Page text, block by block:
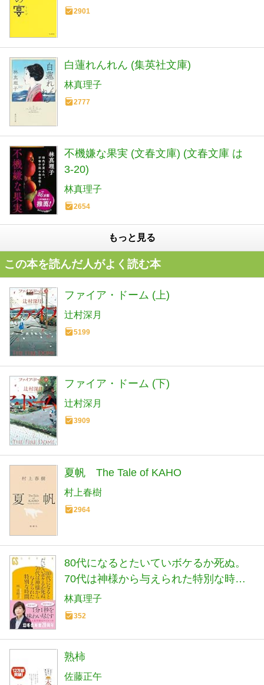
2901
白蓮れんれん (集英社文庫)
林真理子
2777
不機嫌な果実 (文春文庫) (文春文庫 は
3-20)
林真理子
2654
もっと見る
この本を読んだ人がよく読む本
ファイア・ドーム (上)
辻村深月
5199
ファイア・ドーム (下)
辻村深月
3909
夏帆 The Tale of KAHO
村上春樹
2964
80代になるとたいていボケるか死ぬ。
70代は神様から与えられた特別な時間
(幻冬舎新書 803)
林真理子
352
熟柿
佐藤正午